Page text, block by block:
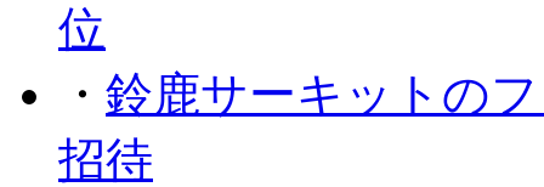
位
・ 鈴鹿サーキットの
招待